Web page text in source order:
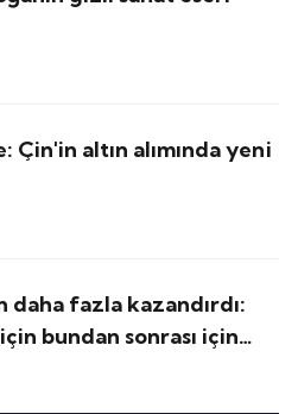
altın alımında yeni
daha fazla kazandırdı:
bundan sonrası için